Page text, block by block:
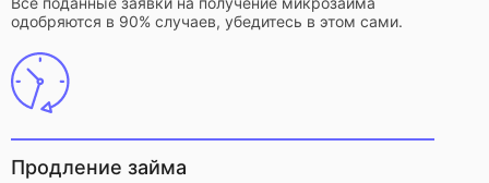
одобряются в 90% случаев, убедитесь в этом сами.
Продление займа